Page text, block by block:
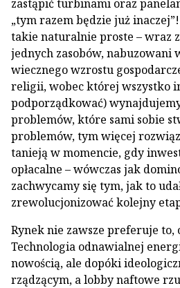
zastąpić turbinami oraz
„tym razem będzie już
takie naturalnie proste – wraz
jednych zasobów, nabuzowani
wiecznego wzrostu
religii, wobec której wszystko
podporządkować)
problemów, które sami sobie
problemów, tym więcej
tanieją w momencie, gdy
opłacalne – wówczas jak
zachwycamy się tym, jak to
zrewolucjonizować kolejny
Rynek nie zawsze preferuje to,
Technologia odnawialnej
nowością, ale dopóki
rządzącym, a lobby naftowe